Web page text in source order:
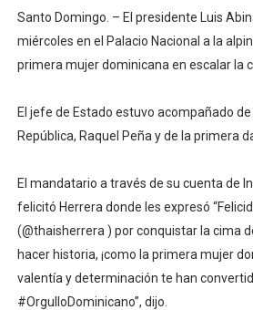
PRM escogerá este domingo
Candidato a presidente del
Santo Domingo. – El presidente Luis
miércoles en el Palacio Nacional a la
primera mujer dominicana en escalar la
El jefe de Estado estuvo acompañado
República, Raquel Peña y de la primera
El mandatario a través de su cuenta de
felicitó Herrera donde les expresó
(@thaisherrera ) por conquistar la cima
hacer historia, ¡como la primera mujer
valentía y determinación te han
#OrgulloDominicano”, dijo.